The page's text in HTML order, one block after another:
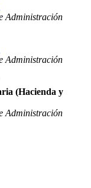
Administración
Administración
(Hacienda y
Administración